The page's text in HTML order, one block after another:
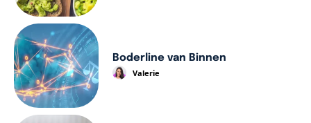
Boderline van Binnen
Valerie